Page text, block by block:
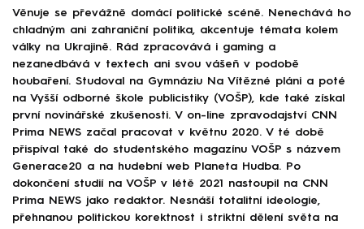
Věnuje se převážně domácí politické scéně. Nenechává ho
chladným ani zahraniční politika, akcentuje témata kolem
války na Ukrajině. Rád zpracovává i gaming a
nezanedbává v textech ani svou vášeň v podobě
houbaření. Studoval na Gymnáziu Na Vítězné pláni a poté
na Vyšší odborné škole publicistiky (VOŠP), kde také získal
první novinářské zkušenosti. V on-line zpravodajství CNN
Prima NEWS začal pracovat v květnu 2020. V té době
přispíval také do studentského magazínu VOŠP s názvem
Generace20 a na hudební web Planeta Hudba. Po
dokončení studií na VOŠP v létě 2021 nastoupil na CNN
Prima NEWS jako redaktor. Nesnáší totalitní ideologie,
přehnanou politickou korektnost i striktní dělení světa na